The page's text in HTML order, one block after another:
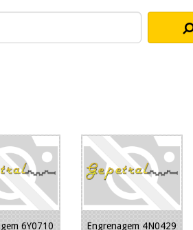
6Y0710 Engrenagem 4N0429